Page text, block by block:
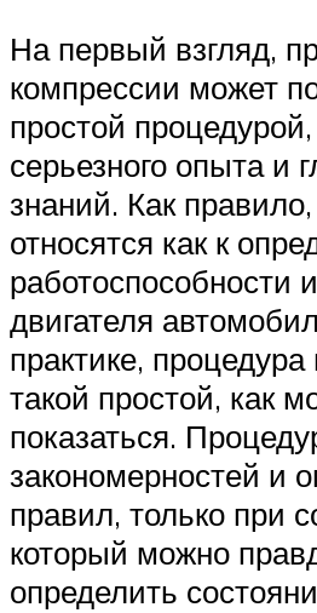
На первый взгляд,
компрессии может
простой
серьезного опыта и
знаний. Как
относятся как к
работоспособности
двигателя
практике, процедура
такой простой, как
показаться.
закономерностей и
правил, только при
который можно
определить